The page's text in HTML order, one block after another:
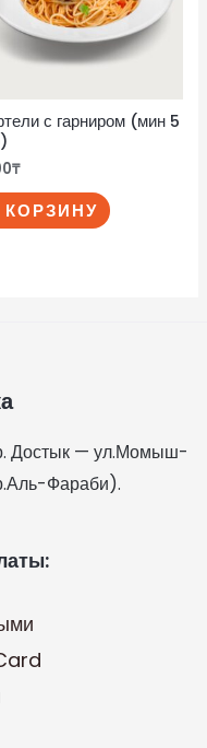
с гарниром (мин 5
₸
КОРЗИНУ
Достык — ул.Момыш-
Фараби).